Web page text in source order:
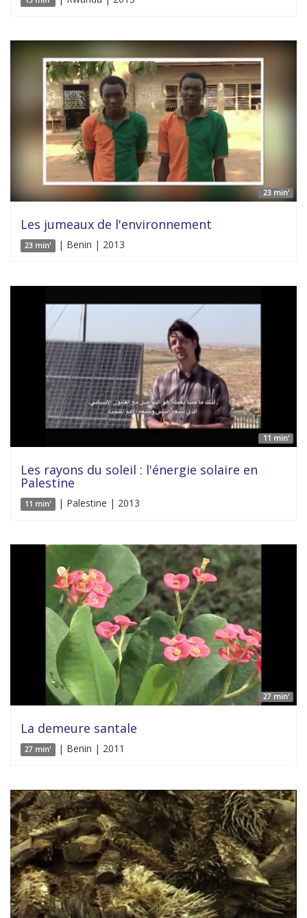
23 min'
Les jumeaux de l'environnement
23 min' | Benin | 2013
11 min'
Les rayons du soleil : l'énergie solaire en
Palestine
11 min' | Palestine | 2013
27 min'
La demeure santale
27 min' | Benin | 2011